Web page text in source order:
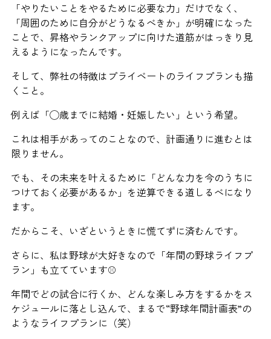
「やりたいことをやるために必要な力」だけでなく、
「周囲のために自分がどうなるべきか」が明確になった
ことで、昇格やランクアップに向けた道筋がはっきり見
えるようになったんです。
そして、弊社の特徴はプライベートのライフプランも描
くこと。
例えば「◯歳までに結婚・妊娠したい」という希望。
これは相手があってのことなので、計画通りに進むとは
限りません。
でも、その未来を叶えるために「どんな力を今のうちに
つけておく必要があるか」を逆算できる道しるべになり
ます。
だからこそ、いざというときに慌てずに済むんです。
さらに、私は野球が大好きなので「年間の野球ライフプ
ラン」も立てています⚾️
年間でどの試合に行くか、どんな楽しみ方をするかをス
ケジュールに落とし込んで、まるで“野球年間計画表”の
ようなライフプランに（笑）